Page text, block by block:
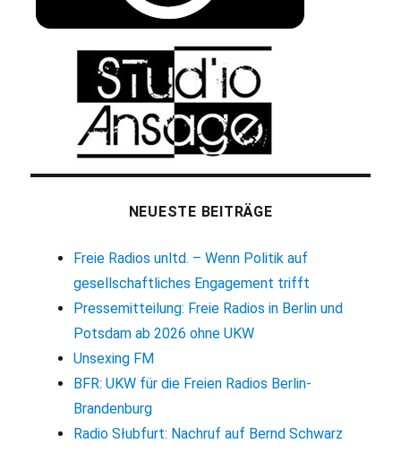
NEUESTE BEITRÄGE
Freie Radios unltd. – Wenn Politik auf
gesellschaftliches Engagement trifft
Pressemitteilung: Freie Radios in Berlin und
Potsdam ab 2026 ohne UKW
Unsexing FM
BFR: UKW für die Freien Radios Berlin-
Brandenburg
Radio Słubfurt: Nachruf auf Bernd Schwarz